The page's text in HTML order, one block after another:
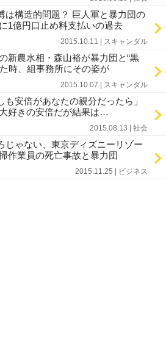
は構造的問題？ 巨人軍と暴力団の
1億円口止め料支払いの過去
2015.10.11 | スキャンダル
新農水相・森山裕が暴力団と“黒
時、組事務所にその姿が
2015.10.07 | スキャンダル
安倍があなたの親分だったら」
好きの安倍だが結果は…
2015.08.13 | 社会
じゃない、東京ディズニーリゾー
作業員の死亡事故と暴力団
2015.11.25 | ビジネス